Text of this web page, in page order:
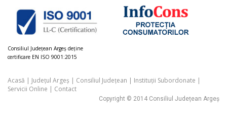
Consiliul Judeţean Argeș deţine
certificare EN ISO 9001:2015
Acasă | Județul Argeș | Consiliul Județean | Instituții Subordonate |
Servicii Online | Contact
Copyright © 2014 Consiliul Județean Argeș